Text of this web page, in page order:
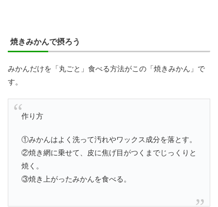
焼きみかんで摂ろう
みかんだけを「丸ごと」食べる方法がこの「焼きみかん」で
す。
作り方
①みかんはよく洗って汚れやワックス成分を落とす。
②焼き網に乗せて、皮に焦げ目がつくまでじっくりと
焼く。
③焼き上がったみかんを食べる。